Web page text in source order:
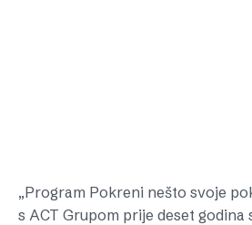
„Program Pokreni nešto svoje
s ACT Grupom prije deset godina